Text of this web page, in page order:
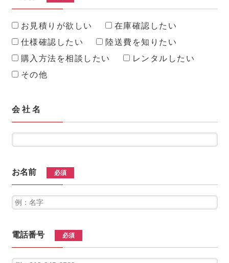
お見積りが欲しい
在庫確認したい
仕様確認したい
陸送費を知りたい
購入方法を相談したい
レンタルしたい
その他
会 社 名
お名前 必須
電話番号 必須